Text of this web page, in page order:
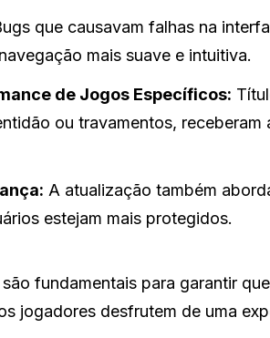
que causavam falhas na
mais suave e intuitiva.
de Jogos Específicos:
ou travamentos,
A atualização também
estejam mais protegidos.
fundamentais para garantir
jogadores desfrutem de uma